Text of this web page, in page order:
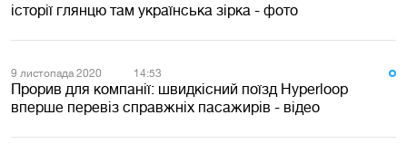
історії глянцю там українська зірка - фото
9 листопада 2020 14:53
Прорив для компанії: швидкісний поїзд Hyperloop
вперше перевіз справжніх пасажирів - відео